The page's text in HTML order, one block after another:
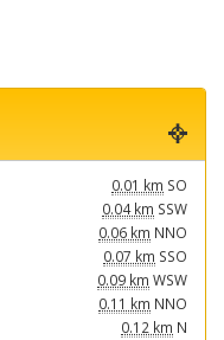
0.01 km SO
0.04 km SSW
0.06 km NNO
0.07 km SSO
0.09 km WSW
0.11 km NNO
0.12 km N